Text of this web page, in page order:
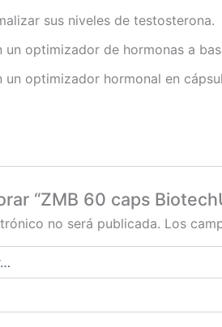
sus niveles de testosterona.
un optimizador de hormonas a
un optimizador hormonal en
“ZMB 60 caps
no será publicada. Los